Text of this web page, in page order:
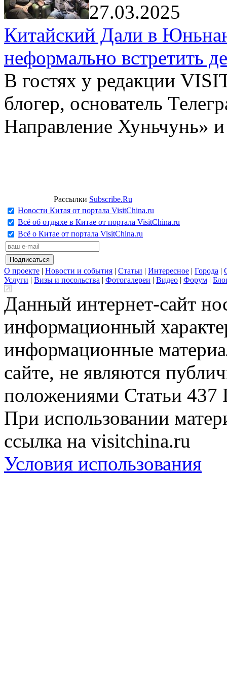
27.03.2025
Китайский Дали в
неформально встретить
В гостях у редакции
блогер, основатель
Направление Хуньчунь»
Рассылки Subscribe.Ru
Новости Китая от портала VisitChina.ru
Всё об отдыхе в Китае от портала VisitChina.ru
Всё о Китае от портала VisitChina.ru
О проекте | Новости и события | Статьи | Интересное | Города |
Услуги | Визы и посольства | Фотогалереи | Видео | Форум |
Данный интернет-сайт
информационный
информационные
сайте, не являются
положениями Статьи 437
При использовании
ссылка на visitchina.ru
Условия использования